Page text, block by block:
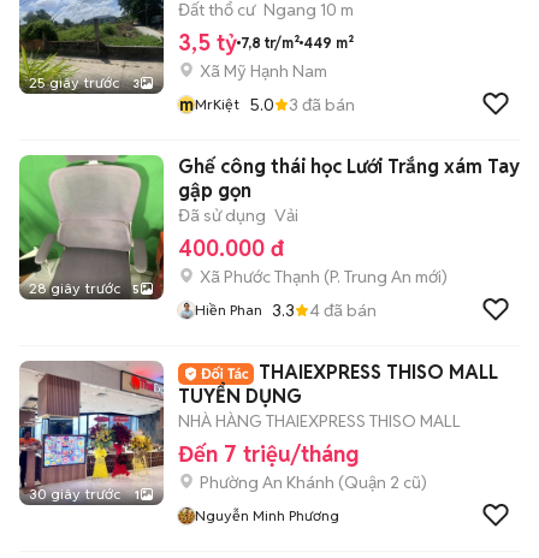
25 giây trước 3
Đất thổ cư Ngang 10 m
3,5 tỷ 7,8 tr/m² 449 m²
Xã Mỹ Hạnh Nam
mMrKiệt 5.0 3 đã bán
28 giây trước 5
Ghế công thái học Lưới Trắng xám Tay
gập gọn
Đã sử dụng Vải
400.000 đ
Xã Phước Thạnh (P. Trung An mới)
Hiền Phan 3.3 4đã bán
30 giây trước 1
THAIEXPRESS THISO MALL
TUYỂN DỤNG
NHÀ HÀNG THAIEXPRESS THISO MALL
Đến 7 triệu/tháng
Phường An Khánh (Quận 2 cũ)
Nguyễn Minh Phương